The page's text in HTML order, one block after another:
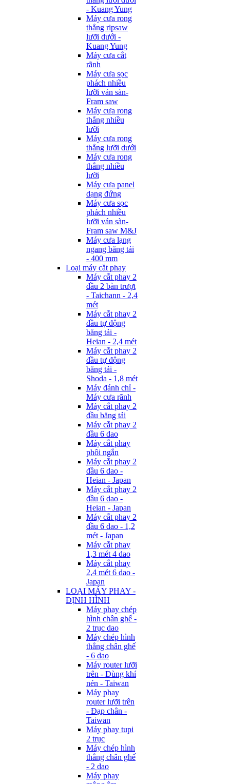
- Kuang Yung
Máy cưa rong
thẳng ripsaw
lưỡi dưới -
Kuang Yung
Máy cưa cắt
rãnh
Máy cưa sọc
phách nhiều
lưỡi ván sàn-
Fram saw
Máy cưa rong
thẳng nhiều
lưỡi
Máy cưa rong
thẳng lưỡi dưới
Máy cưa rong
thẳng nhiều
lưỡi
Máy cưa panel
dạng đứng
Máy cưa sọc
phách nhiều
lưỡi ván sàn-
Fram saw M&J
Máy cưa lạng
ngang băng tải
- 400 mm
Loại máy cắt phay
Máy cắt phay 2
đầu 2 bàn trượt
- Taichann - 2,4
mét
Máy cắt phay 2
đầu tự động
băng tải -
Heian - 2,4 mét
Máy cắt phay 2
đầu tự động
băng tải -
Shoda - 1,8 mét
Máy đánh chỉ -
Máy cưa rãnh
Máy cắt phay 2
đầu băng tải
Máy cắt phay 2
đầu 6 dao
Máy cắt phay
phôi ngắn
Máy cắt phay 2
đầu 6 dao -
Heian - Japan
Máy cắt phay 2
đầu 6 dao -
Heian - Japan
Máy cắt phay 2
đầu 6 dao - 1,2
mét - Japan
Máy cắt phay
1,3 mét 4 dao
Máy cắt phay
2,4 mét 6 dao -
Japan
LOẠI MÁY PHAY -
ĐỊNH HÌNH
Máy phay chép
hình chân ghế -
2 trục dao
Máy chép hình
thẳng chân ghế
- 6 dao
Máy router lưỡi
trên - Dùng khí
nén - Taiwan
Máy phay
router lưỡi trên
- Đạp chân -
Taiwan
Máy phay tupi
2 trục
Máy chép hình
thẳng chân ghế
- 2 dao
Máy phay